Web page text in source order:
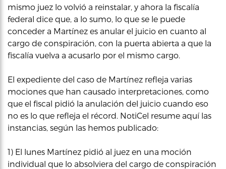
mismo juez lo volvió a reinstalar, y ahora la fiscalía
federal dice que, a lo sumo, lo que se le puede
conceder a Martínez es anular el juicio en cuanto al
cargo de conspiración, con la puerta abierta a que la
fiscalía vuelva a acusarlo por el mismo cargo.
El expediente del caso de Martínez refleja varias
mociones que han causado interpretaciones, como
que el fiscal pidió la anulación del juicio cuando eso
no es lo que refleja el récord. NotiCel resume aquí las
instancias, según las hemos publicado:
1) El lunes Martínez pidió al juez en una moción
individual que lo absolviera del cargo de conspiración